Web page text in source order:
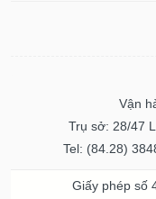
Vận
Trụ sở: 28/47
Tel: (84.28)
Giấy phép số